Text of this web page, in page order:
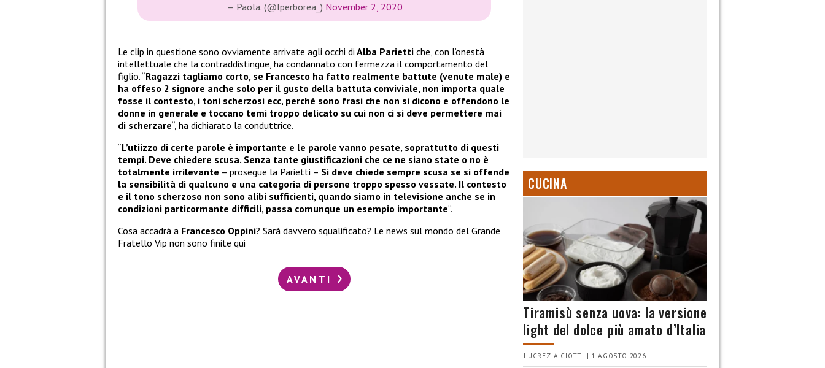
— Paola. (@Iperborea_) November 2, 2020
Le clip in questione sono ovviamente arrivate agli occhi di Alba Parietti che, con l’onestà
intellettuale che la contraddistingue, ha condannato con fermezza il comportamento del
figlio. “Ragazzi tagliamo corto, se Francesco ha fatto realmente battute (venute male) e
ha offeso 2 signore anche solo per il gusto della battuta conviviale, non importa quale
fosse il contesto, i toni scherzosi ecc, perché sono frasi che non si dicono e offendono le
donne in generale e toccano temi troppo delicato su cui non ci si deve permettere mai
di scherzare“, ha dichiarato la conduttrice.
“L’utiizzo di certe parole è importante e le parole vanno pesate, soprattutto di questi
tempi. Deve chiedere scusa. Senza tante giustificazioni che ce ne siano state o no è
totalmente irrilevante – prosegue la Parietti – Si deve chiede sempre scusa se si offende
la sensibilità di qualcuno e una categoria di persone troppo spesso vessate. Il contesto
e il tono scherzoso non sono alibi sufficienti, quando siamo in televisione anche se in
condizioni particormante difficili, passa comunque un esempio importante“.
Cosa accadrà a Francesco Oppini? Sarà davvero squalificato? Le news sul mondo del Grande
Fratello Vip non sono finite qui
AVANTI
CUCINA
Tiramisù senza uova: la versione
light del dolce più amato d’Italia
LUCREZIA CIOTTI | 1 AGOSTO 2026